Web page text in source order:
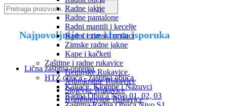
Radne jakne
Radne pantalone
Radni mantili i kecelje
Radni i zimski prsluci
Zimske radne jakne
Kape i kačketi
Zaštitne i radne rukavice
Hemijske Rukavice
Jednokratne Rukavice
Slojevite Rukavice
Kombinovane Rukavice
Najpovoljnije cene i brza isporuka
Lična zaštitna oprema
HTZ obuća - zaštitna obuća
Kaljače, Klompe i Nazuvci
Radna Obuća Nivo 01, 02, 03